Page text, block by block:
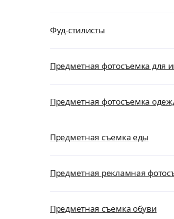
Фуд-стилисты
Предметная фотосъемка для
Предметная фотосъемка
Предметная съемка еды
Предметная рекламная
Предметная съемка обуви